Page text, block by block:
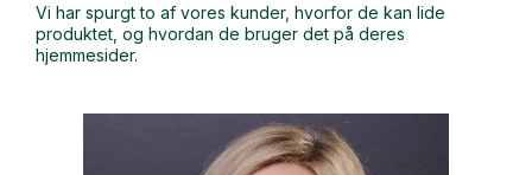
Vi har spurgt to af vores kunder, hvorfor de kan lide
produktet, og hvordan de bruger det på deres
hjemmesider.